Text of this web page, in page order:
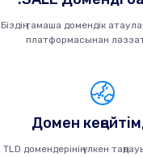
Біздің тамаша домендік
платформасынан
Домен
TLD домендерінің үлкен